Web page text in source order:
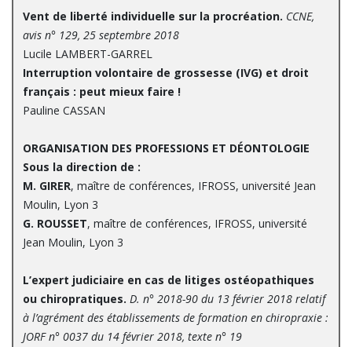
Vent de liberté individuelle sur la procréation. CCNE,
avis n° 129, 25 septembre 2018
Lucile LAMBERT-GARREL
Interruption volontaire de grossesse (IVG) et droit
français : peut mieux faire !
Pauline CASSAN
ORGANISATION DES PROFESSIONS ET DÉONTOLOGIE
Sous la direction de :
M. GIRER, maître de conférences, IFROSS, université Jean
Moulin, Lyon 3
G. ROUSSET, maître de conférences, IFROSS, université
Jean Moulin, Lyon 3
L’expert judiciaire en cas de litiges ostéopathiques
ou chiropratiques. D. n° 2018-90 du 13 février 2018 relatif
à l’agrément des établissements de formation en chiropraxie :
JORF n° 0037 du 14 février 2018, texte n° 19